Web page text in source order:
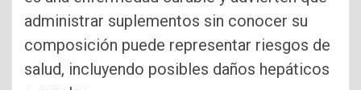
administrar suplementos sin conocer su
composición puede representar riesgos de
salud, incluyendo posibles daños hepáticos